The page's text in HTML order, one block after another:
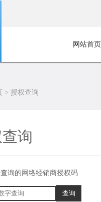
网站首页
> 授权查询
询
询的网络经销商授权码